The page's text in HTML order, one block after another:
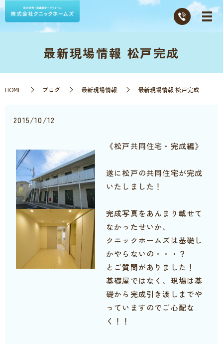
最新現場情報 松戸完成
HOME ブログ 最新現場情報 最新現場情報 松戸完成
2015/10/12
《松戸共同住宅・完成編》
遂に松戸の共同住宅が完成
いたしました！
完成写真をあんまり載せて
なかったせいか、
クニックホームズは基礎し
かやらないの・・・？
とご質問がありました！
基礎屋ではなく、現場は基
礎から完成引き渡しまでや
っていますのでご心配な
く！！